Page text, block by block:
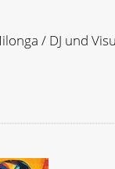
/ DJ und